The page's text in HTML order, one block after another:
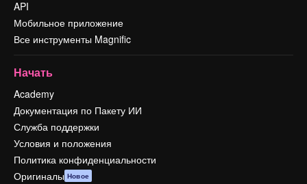
API
Мобильное приложение
Все инструменты Magnific
Начать
Academy
Документация по Пакету ИИ
Служба поддержки
Условия и положения
Политика конфиденциальности
Оригиналы Новое